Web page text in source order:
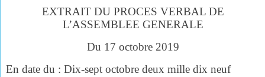
EXTRAIT DU PROCES VERBAL DE
L’ASSEMBLEE GENERALE
Du 17 octobre 2019
En date du : Dix-sept octobre deux mille dix neuf